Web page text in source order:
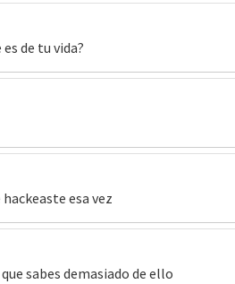
de tu vida?
esa vez
sabes demasiado de ello